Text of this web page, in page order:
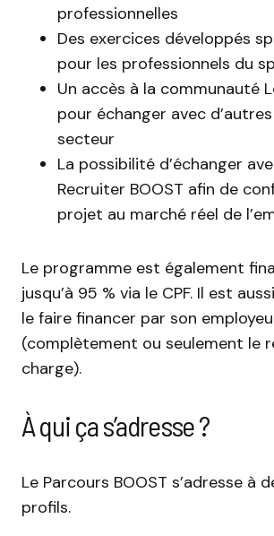
professionnelles
Des exercices développés
pour les professionnels du
Un accès à la communauté
pour échanger avec
secteur
La possibilité d’échanger
Recruiter BOOST afin de
projet au marché réel de
Le programme est également
jusqu’à 95 % via le CPF. Il est
le faire financer par son
(complètement ou seulement le
charge).
À qui ça s’adresse ?
Le Parcours BOOST s’adresse à
profils.